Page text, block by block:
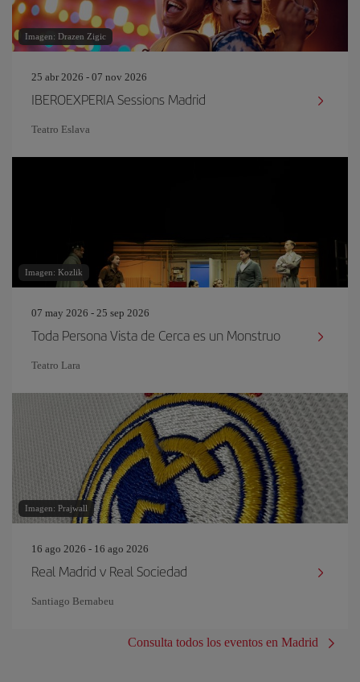
Imagen: Drazen Zigic
25 abr 2026 - 07 nov 2026
IBEROEXPERIA Sessions Madrid
Teatro Eslava
Imagen: Kozlik
07 may 2026 - 25 sep 2026
Toda Persona Vista de Cerca es un Monstruo
Teatro Lara
Imagen: Prajwall
16 ago 2026 - 16 ago 2026
Real Madrid v Real Sociedad
Santiago Bernabeu
Consulta todos los eventos en Madrid